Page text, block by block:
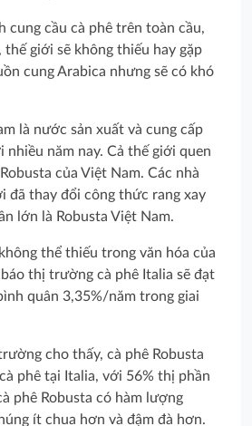
cung cầu cà phê trên toàn cầu,
thế giới sẽ không thiếu hay gặp
cung Arabica nhưng sẽ có khó
là nước sản xuất và cung cấp
nhiều năm nay. Cả thế giới quen
của Việt Nam. Các nhà
đã thay đổi công thức rang xay
lớn là Robusta Việt Nam.
thể thiếu trong văn hóa của
thị trường cà phê Italia sẽ đạt
quân 3,35%/năm trong giai
cho thấy, cà phê Robusta
phê tại Italia, với 56% thị phần
phê Robusta có hàm lượng
ít chua hơn và đậm đà hơn.